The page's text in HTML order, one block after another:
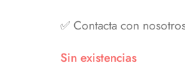
✅ Contacta con
Sin existencias